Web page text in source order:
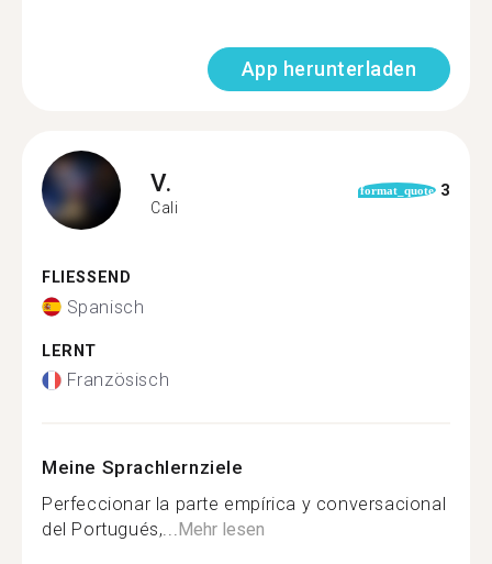
App herunterladen
V.
Cali
format_quote 3
FLIESSEND
Spanisch
LERNT
Französisch
Meine Sprachlernziele
Perfeccionar la parte empírica y conversacional
del Portugués,...Mehr lesen